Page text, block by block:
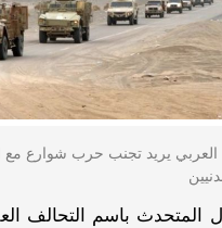
العربي يريد تجنب حرب شوارع مع
المتحدث باسم التحالف